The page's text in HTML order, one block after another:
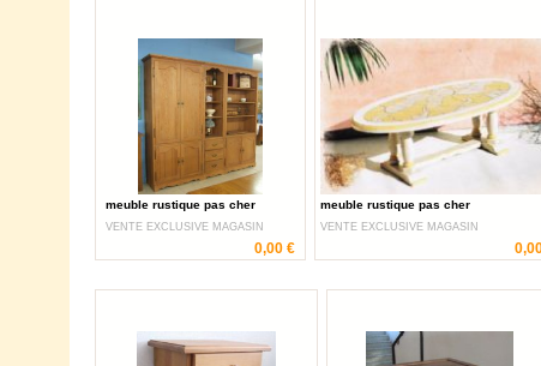
meuble rustique pas cher
VENTE EXCLUSIVE MAGASIN
0,00 €
meuble rustique pas cher
VENTE EXCLUSIVE MAGASIN